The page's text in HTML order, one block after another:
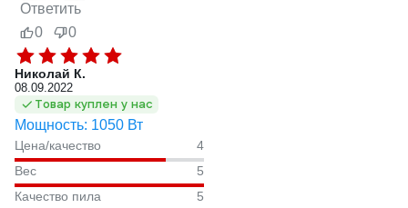
Ответить
0
0
Николай К.
08.09.2022
Товар куплен у нас
Мощность: 1050 Вт
Цена/качество
4
Вес
5
Качество пила
5